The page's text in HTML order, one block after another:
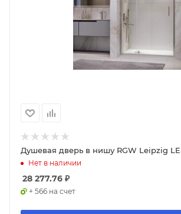
Душевая дверь в нишу RGW Leipzig LE-
Нет в наличии
28 277.76 ₽
+ 566 на счет